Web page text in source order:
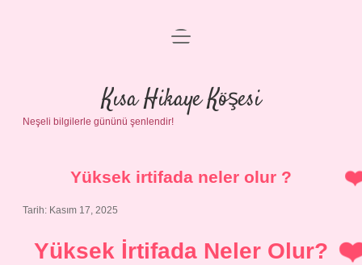
Anasayfa
Gizlilik Politikası
Yasal Uyarı
menüyü
Kısa Hikaye Köşesi
Neşeli bilgilerle gününü şenlendir!
Yüksek irtifada neler olur ?
Tarih: Kasım 17, 2025
Yüksek İrtifada Neler Olur?